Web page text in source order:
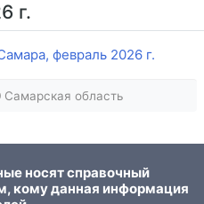
г.
февраль 2026 г.
Самарская область
носят справочный
кому данная информация